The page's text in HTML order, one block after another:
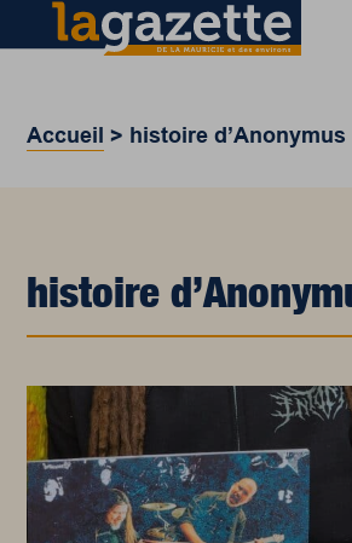
Accueil > histoire d’Anonymus
histoire